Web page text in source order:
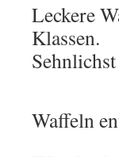
Leckere
Klassen.
Waffeln